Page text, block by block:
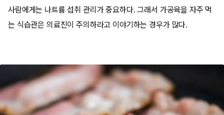
사람에게는 나트륨 섭취 관리가 중요하다. 그래서 가공육을 자주 먹
는 식습관은 의료진이 주의하라고 이야기하는 경우가 많다.